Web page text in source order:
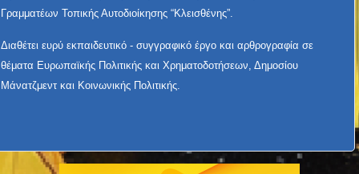
Γραμματέων Τοπικής Αυτοδιοίκησης “Κλεισθένης”.
Διαθέτει ευρύ εκπαιδευτικό - συγγραφικό έργο και αρθρογραφία σε
θέματα Ευρωπαϊκής Πολιτικής και Χρηματοδοτήσεων, Δημοσίου
Μάνατζμεντ και Κοινωνικής Πολιτικής.